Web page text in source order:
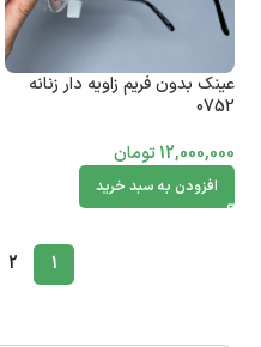
عینک بدون فریم زاویه دار زنانه
0752
12,000,000تومان
افزودن به سبد خرید
1
2